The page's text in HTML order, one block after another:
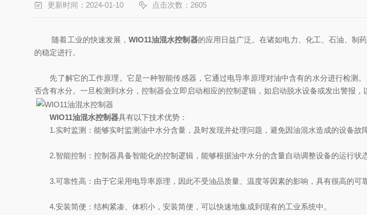
更新时间：2024-01-10 点击次数：2605
随着工业的快速发展，WIO11油混水控制器的应用日益广泛。在诸如电力、化工、石油、制
的稳定进行。
先了解它的工作原理。它是一种智能传感器，它通过电导率原理对油中含有的水分进行检测
否含有水分。一旦检测到水分，控制器会立即启动相应的控制逻辑，如启动脱水设备或发出警报，
WIO11油混水控制器具有以下技术优势：
1.实时监测：能够实时监测油中水分含量，及时发现并处理问题，避免因油混水造成的设备故障
2.智能控制：控制器具备智能化的控制逻辑，能够根据油中水分的含量自动调整设备的运行状
3.可靠性高：由于它采用电导率原理，因此不受油品质量、温度等因素的影响，具有很高的可靠
4.安装简便：结构紧凑、体积小，安装简便，可以快速地集成到现有的工业系统中。